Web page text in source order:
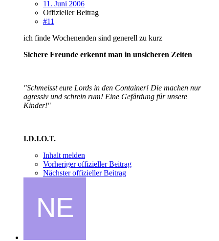
11. Juni 2006
Offizieller Beitrag
#11
ich finde Wochenenden sind generell zu kurz
Sichere Freunde erkennt man in unsicheren Zeiten
"Schmeisst eure Lords in den Container! Die machen nur
agressiv und schrein rum! Eine Gefärdung für unsere
Kinder!"
I.D.I.O.T.
Inhalt melden
Vorheriger offizieller Beitrag
Nächster offizieller Beitrag